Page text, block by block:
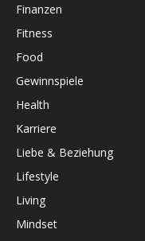
Finanzen
Fitness
Food
Gewinnspiele
Health
Karriere
Liebe & Beziehung
Lifestyle
Living
Mindset